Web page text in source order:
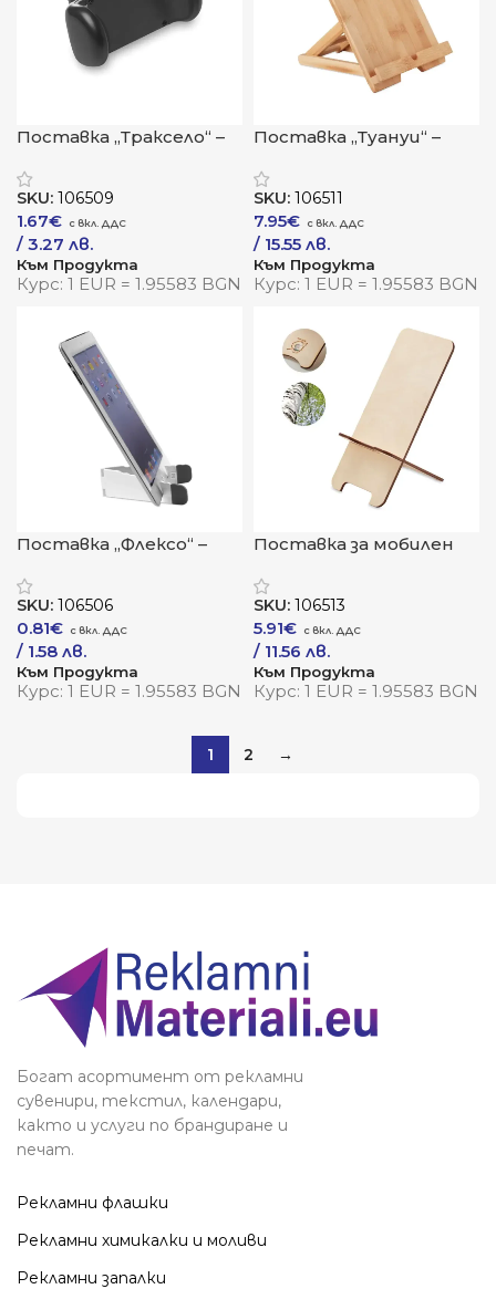
Поставка „Траксело“ –
по време на движение
SKU: 106509
1.67€
/ 3.27 лв.
Към Продукта
Курс: 1 EUR = 1.95583 BGN
Поставка „Туануи“ –
стабилност за таблет
и смартфон
SKU: 106511
7.95€
/ 15.55 лв.
Към Продукта
Курс: 1 EUR = 1.95583 BGN
Поставка „Флексо“ –
стабилност в
минималистичен
дизайн
SKU: 106506
0.81€
/ 1.58 лв.
Към Продукта
Курс: 1 EUR = 1.95583 BGN
Поставка за мобилен
естествена
стабилност с мисъл за
природата
SKU: 106513
5.91€
/ 11.56 лв.
Към Продукта
Курс: 1 EUR = 1.95583 BGN
1 2 →
Богат асортимент от рекламни
сувенири, текстил, календари,
както и услуги по брандиране и
печат.
Рекламни флашки
Рекламни химикалки и моливи
Рекламни запалки